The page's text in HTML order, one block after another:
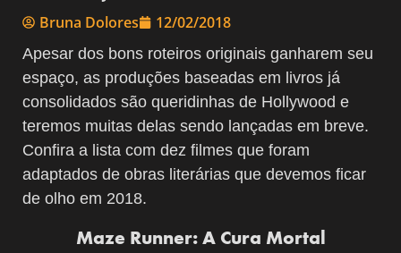
Bruna Dolores 12/02/2018
Apesar dos bons roteiros originais ganharem seu
espaço, as produções baseadas em livros já
consolidados são queridinhas de Hollywood e
teremos muitas delas sendo lançadas em breve.
Confira a lista com dez filmes que foram
adaptados de obras literárias que devemos ficar
de olho em 2018.
Maze Runner: A Cura Mortal